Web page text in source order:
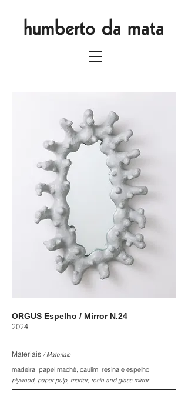
humberto da mata
ORGUS Espelho / Mirror N.24
2024
Materiais / Materials
madeira, papel machê, caulim, resina e espelho
plywood, paper pulp, mortar, resin and glass mirror